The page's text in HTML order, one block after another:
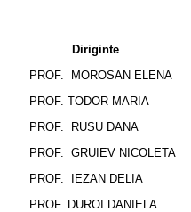
Diriginte
PROF. MOROSAN ELENA
PROF. TODOR MARIA
PROF. RUSU DANA
PROF. GRUIEV NICOLETA
PROF. IEZAN DELIA
PROF. DUROI DANIELA